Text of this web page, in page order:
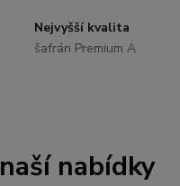
Nejvyšší kvalita
šafrán Premium A
nabídky